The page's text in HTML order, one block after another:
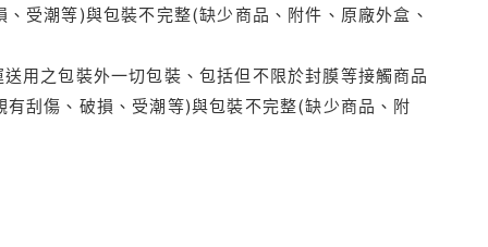
受潮等)與包裝不完整(缺少商品、附件、原廠外盒、
用之包裝外一切包裝、包括但不限於封膜等接觸商品
刮傷、破損、受潮等)與包裝不完整(缺少商品、附